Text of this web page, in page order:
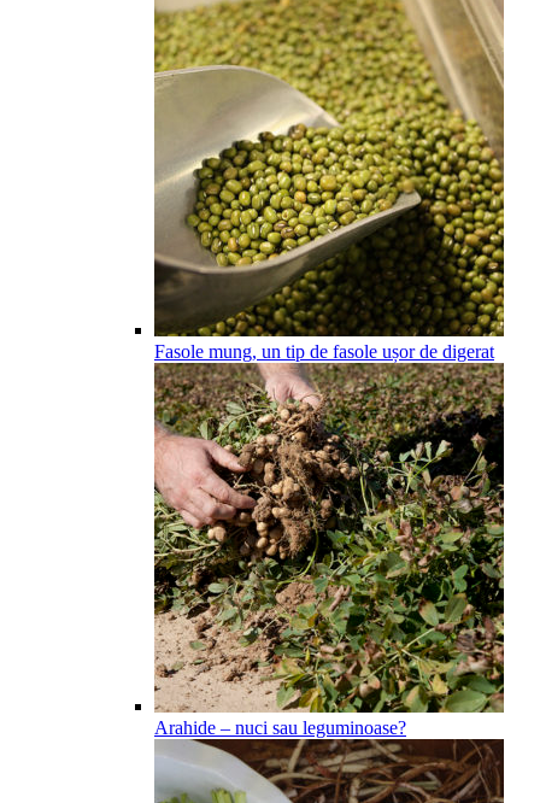
Fasole mung, un tip de fasole ușor de digerat
Arahide – nuci sau leguminoase?